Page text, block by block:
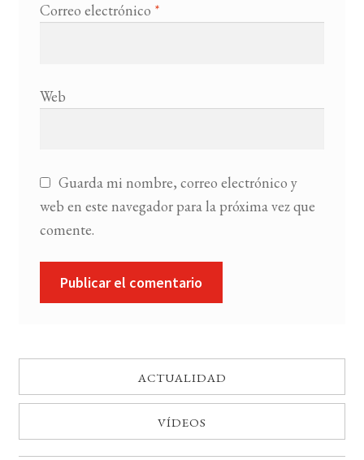
Correo electrónico *
Web
Guarda mi nombre, correo electrónico y
web en este navegador para la próxima vez que
comente.
ACTUALIDAD
VÍDEOS